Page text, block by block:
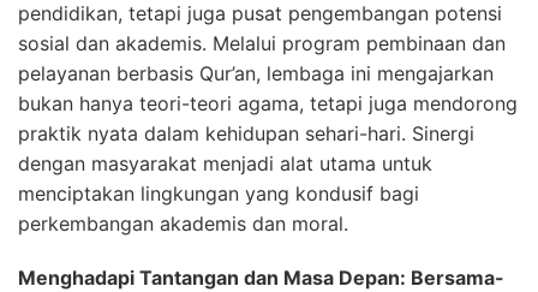
pendidikan, tetapi juga pusat pengembangan potensi
sosial dan akademis. Melalui program pembinaan dan
pelayanan berbasis Qur’an, lembaga ini mengajarkan
bukan hanya teori-teori agama, tetapi juga mendorong
praktik nyata dalam kehidupan sehari-hari. Sinergi
dengan masyarakat menjadi alat utama untuk
menciptakan lingkungan yang kondusif bagi
perkembangan akademis dan moral.
Menghadapi Tantangan dan Masa Depan: Bersama-